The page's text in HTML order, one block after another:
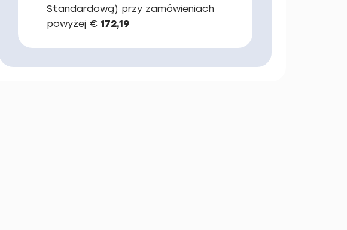
Standardową) przy zamówieniach
powyżej € 172,19